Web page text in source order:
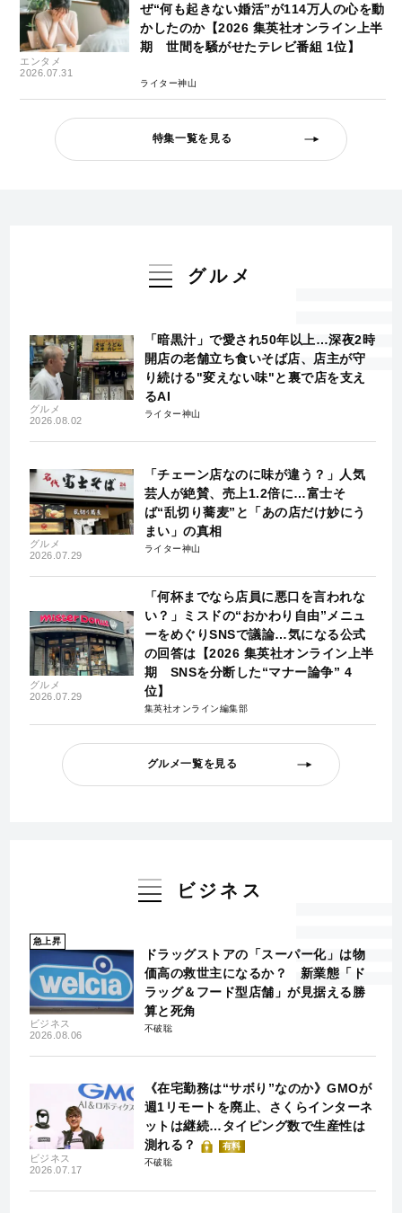
エンタメ
2026.07.31
ぜ“何も起きない婚活”が114万人の心を動
かしたのか【2026 集英社オンライン上半
期 世間を騒がせたテレビ番組 1位】
ライター神山
特集一覧を見る
グルメ
グルメ
2026.08.02
「暗黒汁」で愛され50年以上…深夜2時
開店の老舗立ち食いそば店、店主が守
り続ける"変えない味"と裏で店を支え
るAI
ライター神山
グルメ
2026.07.29
「チェーン店なのに味が違う？」人気
芸人が絶賛、売上1.2倍に…富士そ
ば“乱切り蕎麦”と「あの店だけ妙にう
まい」の真相
ライター神山
グルメ
2026.07.29
「何杯までなら店員に悪口を言われな
い？」ミスドの“おかわり自由”メニュ
ーをめぐりSNSで議論…気になる公式
の回答は【2026 集英社オンライン上半
期 SNSを分断した“マナー論争” 4
位】
集英社オンライン編集部
グルメ一覧を見る
ビジネス
急上昇
ビジネス
2026.08.06
ドラッグストアの「スーパー化」は物
価高の救世主になるか？ 新業態「ド
ラッグ＆フード型店舗」が見据える勝
算と死角
不破聡
ビジネス
2026.07.17
《在宅勤務は“サボり”なのか》GMOが
週1リモートを廃止、さくらインターネ
ットは継続…タイピング数で生産性は
測れる？
有料
不破聡